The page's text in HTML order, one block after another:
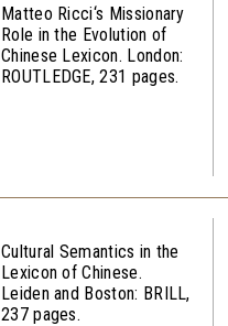
Matteo Ricci‘s Missionary
Role in the Evolution of
Chinese Lexicon. London:
ROUTLEDGE, 231 pages.
Cultural Semantics in the
Lexicon of Chinese.
Leiden and Boston: BRILL,
237 pages.